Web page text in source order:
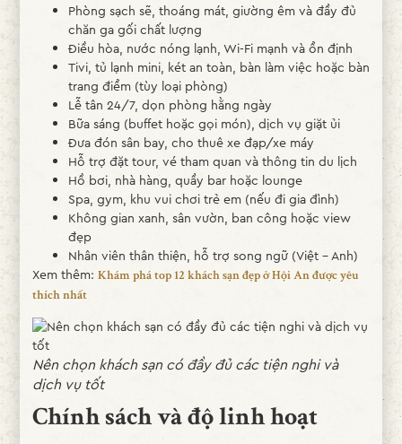
Phòng sạch sẽ, thoáng mát, giường êm và đầy đủ
chăn ga gối chất lượng
Điều hòa, nước nóng lạnh, Wi-Fi mạnh và ổn định
Tivi, tủ lạnh mini, két an toàn, bàn làm việc hoặc bàn
trang điểm (tùy loại phòng)
Lễ tân 24/7, dọn phòng hằng ngày
Bữa sáng (buffet hoặc gọi món), dịch vụ giặt ủi
Đưa đón sân bay, cho thuê xe đạp/xe máy
Hỗ trợ đặt tour, vé tham quan và thông tin du lịch
Hồ bơi, nhà hàng, quầy bar hoặc lounge
Spa, gym, khu vui chơi trẻ em (nếu đi gia đình)
Không gian xanh, sân vườn, ban công hoặc view
đẹp
Nhân viên thân thiện, hỗ trợ song ngữ (Việt – Anh)
Xem thêm: Khám phá top 12 khách sạn đẹp ở Hội An được yêu
thích nhất
Nên chọn khách sạn có đầy đủ các tiện nghi và
dịch vụ tốt
Chính sách và độ linh hoạt